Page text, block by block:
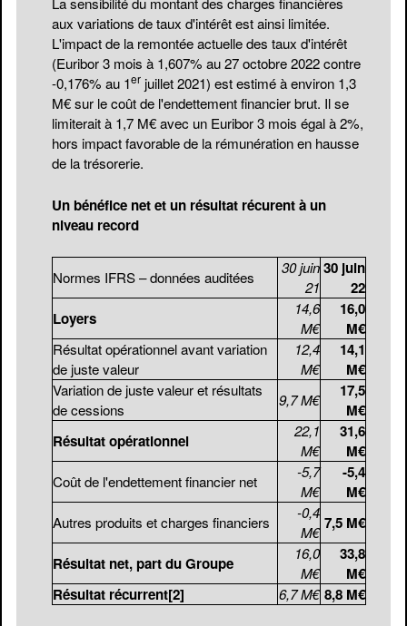
aux variations de taux d'intérêt est ainsi limitée.
L'impact de la remontée actuelle des taux d'intérêt
(Euribor 3 mois à 1,607% au 27 octobre 2022 contre
-0,176% au 1er juillet 2021) est estimé à environ 1,3
M€ sur le coût de l'endettement financier brut. Il se
limiterait à 1,7 M€ avec un Euribor 3 mois égal à 2%,
hors impact favorable de la rémunération en hausse
de la trésorerie.
Un bénéfice net et un résultat récurent à un
niveau record
Normes IFRS – données auditées
30 juin
21
30 juin
22
Loyers
14,6
M€
16,0
M€
Résultat opérationnel avant variation
de juste valeur
12,4
M€
14,1
M€
Variation de juste valeur et résultats
de cessions
9,7 M€
17,5
M€
Résultat opérationnel
22,1
M€
31,6
M€
Coût de l'endettement financier net
-5,7
M€
-5,4
M€
Autres produits et charges financiers
-0,4
M€ 7,5 M€
Résultat net, part du Groupe
16,0
M€
33,8
M€
Résultat récurrent[2] 6,7 M€ 8,8 M€